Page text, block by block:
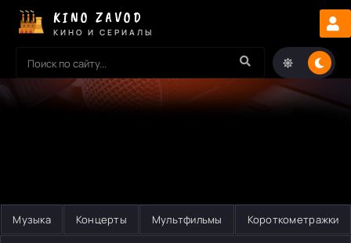
KINO ZAVOD
КИНО И СЕРИАЛЫ
Музыка Концерты Мультфильмы Короткометражки